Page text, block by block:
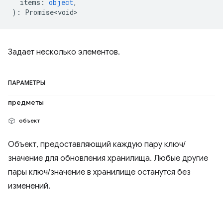
items : object,
) : Promise<void>
Задает несколько элементов.
ПАРАМЕТРЫ
предметы
объект
Объект, предоставляющий каждую пару ключ/
значение для обновления хранилища. Любые другие
пары ключ/значение в хранилище останутся без
изменений.